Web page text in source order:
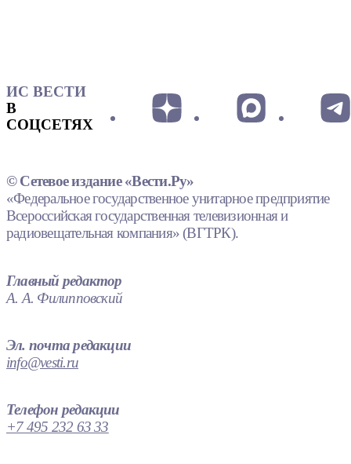
ИС ВЕСТИ
В
СОЦСЕТЯХ
© Сетевое издание «Вести.Ру»
«Федеральное государственное унитарное предприятие
Всероссийская государственная телевизионная и
радиовещательная компания» (ВГТРК).
Главный редактор
А. А. Филипповский
Эл. почта редакции
info@vesti.ru
Телефон редакции
+7 495 232 63 33